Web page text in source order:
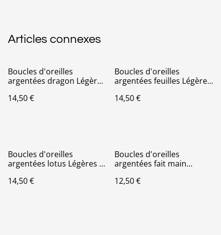
Articles connexes
Boucles d'oreilles
argentées dragon Légères
14,50 €
Boucles d'oreilles
argentées feuilles Légères
14,50 €
Boucles d'oreilles
argentées lotus Légères Et
14,50 €
Boucles d'oreilles
argentées fait main
Hypoallergénique
12,50 €